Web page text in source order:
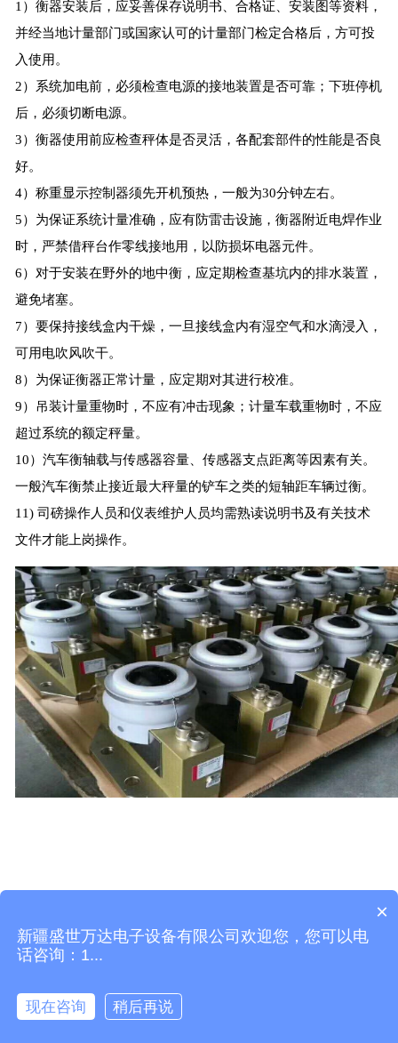
1）衡器安装后，应妥善保存说明书、合格证、安装图等资料，
并经当地计量部门或国家认可的计量部门检定合格后，方可投
入使用。
2）系统加电前，必须检查电源的接地装置是否可靠；下班停机
后，必须切断电源。
3）衡器使用前应检查秤体是否灵活，各配套部件的性能是否良
好。
4）称重显示控制器须先开机预热，一般为30分钟左右。
5）为保证系统计量准确，应有防雷击设施，衡器附近电焊作业
时，严禁借秤台作零线接地用，以防损坏电器元件。
6）对于安装在野外的地中衡，应定期检查基坑内的排水装置，
避免堵塞。
7）要保持接线盒内干燥，一旦接线盒内有湿空气和水滴浸入，
可用电吹风吹干。
8）为保证衡器正常计量，应定期对其进行校准。
9）吊装计量重物时，不应有冲击现象；计量车载重物时，不应
超过系统的额定秤量。
10）汽车衡轴载与传感器容量、传感器支点距离等因素有关。
一般汽车衡禁止接近最大秤量的铲车之类的短轴距车辆过衡。
11) 司磅操作人员和仪表维护人员均需熟读说明书及有关技术
文件才能上岗操作。
CopyRight©2026 AllMobilize Inc.
×
新疆盛世万达电子设备有限公司欢迎您，您可以电
话咨询：1...
现在咨询 稍后再说